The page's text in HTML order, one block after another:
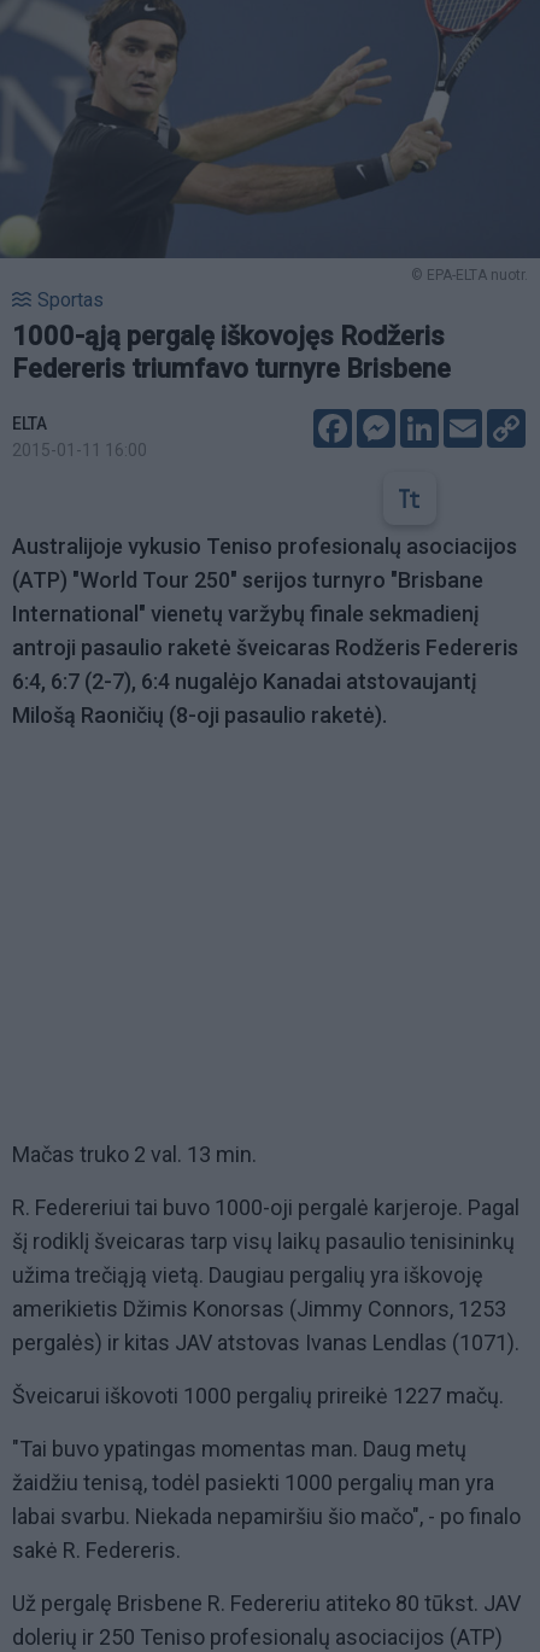
© EPA-ELTA nuotr.
Sportas
1000-ąją pergalę iškovojęs Rodžeris
Federeris triumfavo turnyre Brisbene
ELTA
2015-01-11 16:00
FacebookMessenger
LinkedIn
Email
Australijoje vykusio Teniso profesionalų asociacijos
(ATP) "World Tour 250" serijos turnyro "Brisbane
International" vienetų varžybų finale sekmadienį
antroji pasaulio raketė šveicaras Rodžeris Federeris
6:4, 6:7 (2-7), 6:4 nugalėjo Kanadai atstovaujantį
Milošą Raoničių (8-oji pasaulio raketė).
Mačas truko 2 val. 13 min.
R. Federeriui tai buvo 1000-oji pergalė karjeroje. Pagal
šį rodiklį šveicaras tarp visų laikų pasaulio tenisininkų
užima trečiąją vietą. Daugiau pergalių yra iškovoję
amerikietis Džimis Konorsas (Jimmy Connors, 1253
pergalės) ir kitas JAV atstovas Ivanas Lendlas (1071).
Šveicarui iškovoti 1000 pergalių prireikė 1227 mačų.
"Tai buvo ypatingas momentas man. Daug metų
žaidžiu tenisą, todėl pasiekti 1000 pergalių man yra
labai svarbu. Niekada nepamiršiu šio mačo", - po finalo
sakė R. Federeris.
Už pergalę Brisbene R. Federeriu atiteko 80 tūkst. JAV
dolerių ir 250 Teniso profesionalų asociacijos (ATP)